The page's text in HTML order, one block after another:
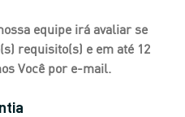
equipe irá avaliar se
requisito(s) e em até 12
Você por e-mail.